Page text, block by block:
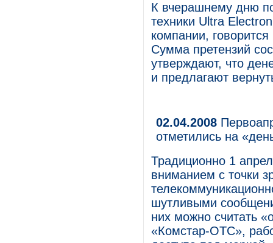
К вчерашнему дню
техники Ultra
компании,
Сумма претензий
утверждают, что
и предлагают
02.04.2008
отметились на
Традиционно 1
вниманием с точки
шутливыми
них можно считать
«Комстар-ОТС»,